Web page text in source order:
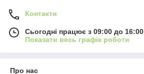
Контакти
Сьогодні працює з 09:00 до 16:00
Показати весь графік роботи
Про нас